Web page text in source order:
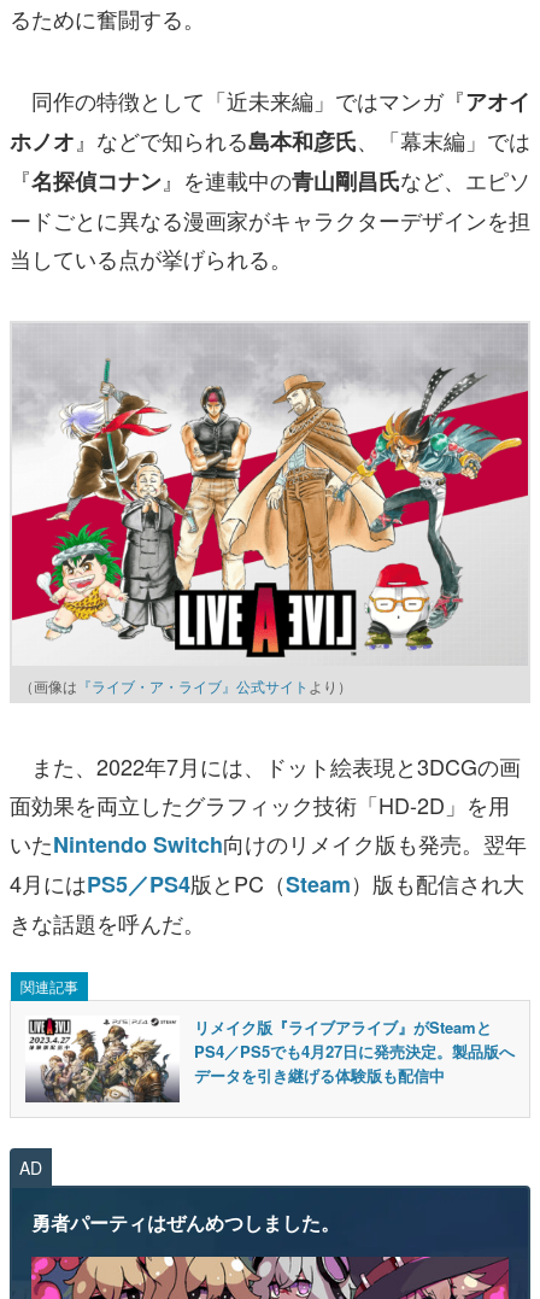
るために奮闘する。
同作の特徴として「近未来編」ではマンガ『アオイ
ホノオ 』などで知られる島本和彦氏、「幕末編」では
『名探偵コナン』を連載中の青山剛昌氏など、エピソ
ードごとに異なる漫画家がキャラクターデザインを担
当している点が挙げられる。
（画像は 『ライブ・ア・ライブ』公式サイト より）
また、2022年7月には、ドット絵表現と3DCGの画
面効果を両立したグラフィック技術「HD-2D」を用
いたNintendo Switch向けのリメイク版も発売。翌年
4月にはPS5／PS4版とPC（Steam）版も配信され大
きな話題を呼んだ。
関連記事
リメイク版『ライブアライブ』がSteamと
PS4／PS5でも4月27日に発売決定。製品版へ
データを引き継げる体験版も配信中
AD
勇者パーティはぜんめつしました。